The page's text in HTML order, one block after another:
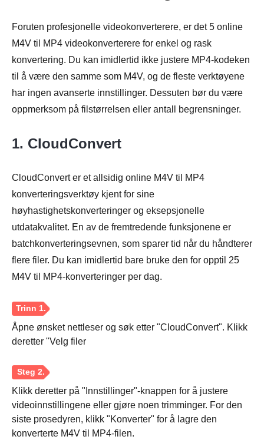
Steg 2.
Foruten profesjonelle videokonverterere, er det 5 online
M4V til MP4 videokonverterere for enkel og rask
konvertering. Du kan imidlertid ikke justere MP4-kodeken
til å være den samme som M4V, og de fleste verktøyene
har ingen avanserte innstillinger. Dessuten bør du være
oppmerksom på filstørrelsen eller antall begrensninger.
1. CloudConvert
CloudConvert er et allsidig online M4V til MP4
konverteringsverktøy kjent for sine
høyhastighetskonverteringer og eksepsjonelle
utdatakvalitet. En av de fremtredende funksjonene er
batchkonverteringsevnen, som sparer tid når du håndterer
flere filer. Du kan imidlertid bare bruke den for opptil 25
M4V til MP4-konverteringer per dag.
Åpne ønsket nettleser og søk etter "CloudConvert". Klikk
deretter "Velg filer
Klikk deretter på "Innstillinger"-knappen for å justere
videoinnstillingene eller gjøre noen trimminger. For den
siste prosedyren, klikk "Konverter" for å lagre den
konverterte M4V til MP4-filen.